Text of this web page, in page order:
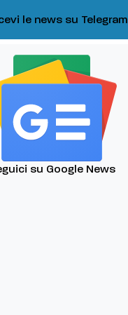
le news su Telegram
su Google News